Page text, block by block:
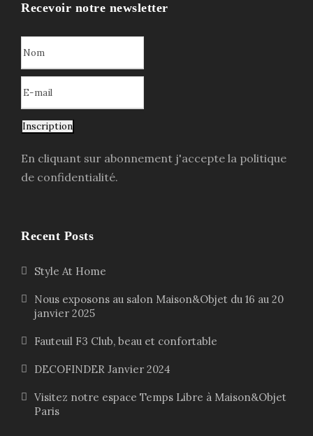
Recevoir notre newsletter
Inscription
En cliquant sur abonnement j'accepte la politique
de confidentialité.
Recent Posts
Style At Home
Nous exposons au salon Maison&Objet du 16 au 20
janvier 2025
Fauteuil F3 Club, beau et confortable
DECOFINDER Janvier 2024
Visitez notre espace Temps Libre à Maison&Objet
Paris